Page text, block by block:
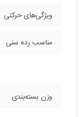
ویژگی‌های حرکتی
مناسب رده سنی
وزن بسته‌بندی